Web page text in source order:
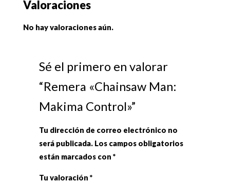
Valoraciones
No hay valoraciones aún.
Sé el primero en valorar
“Remera «Chainsaw Man:
Makima Control»”
Tu dirección de correo electrónico no
será publicada. Los campos obligatorios
están marcados con*
Tu valoración*